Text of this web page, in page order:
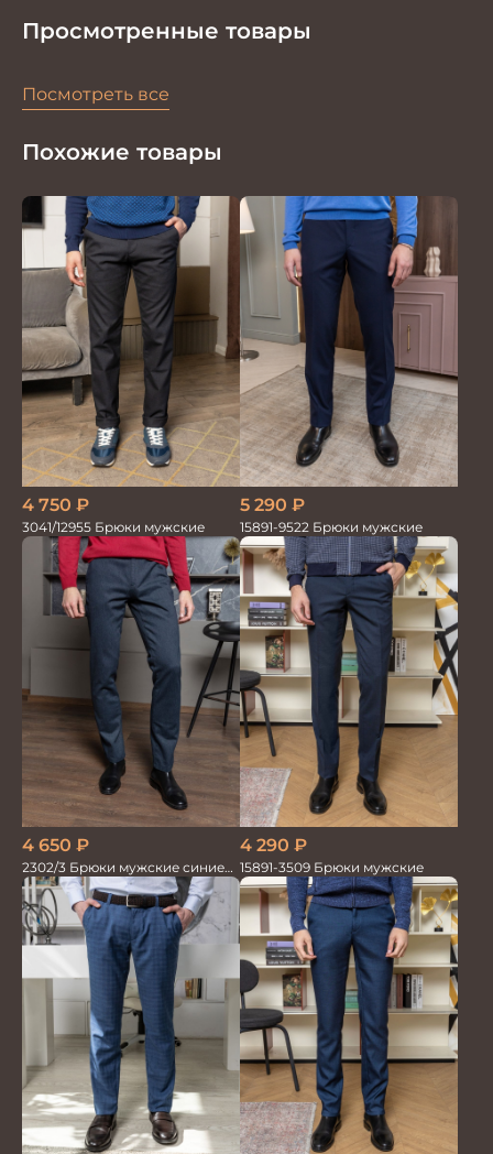
Просмотренные товары
Посмотреть все
Похожие товары
4 750 ₽
3041/12955 Брюки мужские
5 290 ₽
15891-9522 Брюки мужские
4 650 ₽
2302/3 Брюки мужские синие
диагональ
4 290 ₽
15891-3509 Брюки мужские